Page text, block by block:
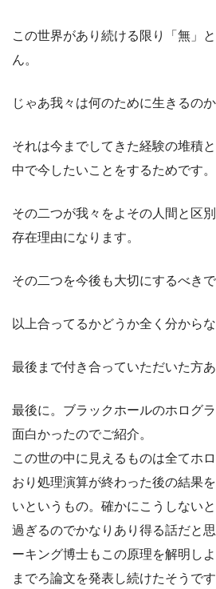
この世界があり続ける限り「無」
ん。
じゃあ我々は何のために生きるのか
それは今までしてきた経験の堆積
中で今したいことをするためです。
その二つが我々をよその人間と区
存在理由になります。
その二つを今後も大切にするべきで
以上合ってるかどうか全く分から
最後まで付き合っていただいた方
最後に。ブラックホールのホログ
面白かったのでご紹介。
この世の中に見えるものは全てホ
おり処理演算が終わった後の結果
いというもの。確かにこうしない
過ぎるのでかなりあり得る話だと
ーキング博士もこの原理を解明し
までろ論文を発表し続けたそうです